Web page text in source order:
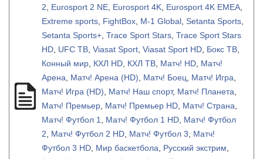
2
Eurosport 2 NE Eurosport 4K Eurosport 4K EMEA
Extreme sports FightBox M-1 Global Setanta Sports
Setanta Sports+ Trace Sport Stars Trace Sport Stars
HD UFC ТВ Viasat Sport Viasat Sport HD Бокс ТВ
Конный мир КХЛ HD КХЛ ТВ Матч! HD Матч!
Арена
Матч! Арена (HD) Матч! Боец Матч! Игра
Матч! Игра (HD)
Матч! Наш спорт, Матч! Планета
Матч! Премьер Матч! Премьер HD Матч! Страна
Матч! Футбол 1
Матч! Футбол 1 HD Матч! Футбол
2
Матч! Футбол 2 HD Матч! Футбол 3
Матч!
Футбол 3 HD Мир баскетбола Русский экстрим